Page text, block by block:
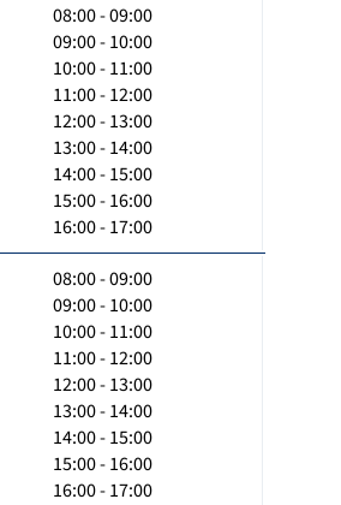
08:00 - 09:00
09:00 - 10:00
10:00 - 11:00
11:00 - 12:00
12:00 - 13:00
13:00 - 14:00
14:00 - 15:00
15:00 - 16:00
16:00 - 17:00
08:00 - 09:00
09:00 - 10:00
10:00 - 11:00
11:00 - 12:00
12:00 - 13:00
13:00 - 14:00
14:00 - 15:00
15:00 - 16:00
16:00 - 17:00